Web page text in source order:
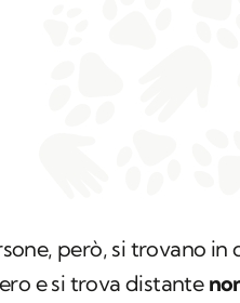
però, si trovano
e si trova distante